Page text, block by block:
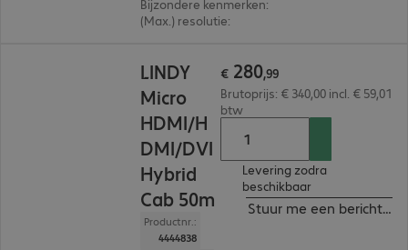
Bijzondere kenmerken:
(Max.) resolutie:
LINDY
Micro
HDMI/H
DMI/DVI
Hybrid
Cab 50m
Productnr.:
4444838
€ 280,99
Brutoprijs: € 340,00 incl. € 59,01
btw
Levering zodra
beschikbaar
Stuur me een bericht